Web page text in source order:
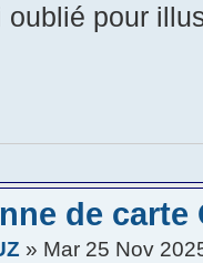
oublié pour
de
» Mar 25 Nov